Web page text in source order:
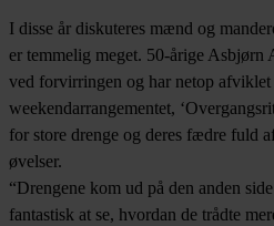
I disse år diskuteres mænd og
er temmelig meget. 50-årige Asbjørn
ved forvirringen og har netop afviklet
weekendarrangementet,
for store drenge og deres fædre fuld
øvelser.
“Drengene kom ud på den anden
fantastisk at se, hvordan de trådte